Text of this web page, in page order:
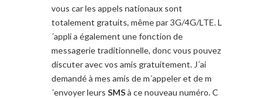
vous car les appels nationaux sont
totalement gratuits, même par 3G/4G/LTE. L
´appli a également une fonction de
messagerie traditionnelle, donc vous pouvez
discuter avec vos amis gratuitement. J´ai
demandé à mes amis de m´appeler et de m
´envoyer leurs SMSà ce nouveau numéro. C